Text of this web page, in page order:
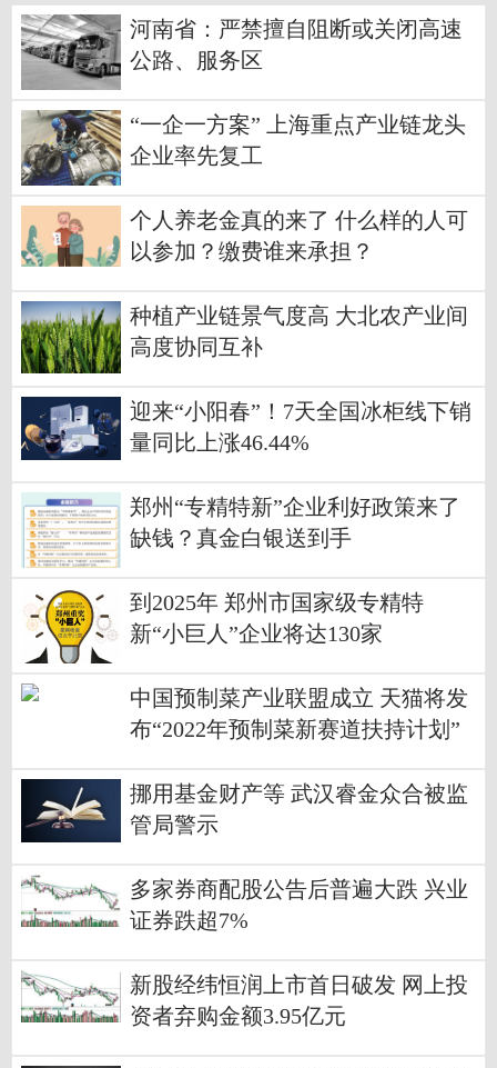
河南省：严禁擅自阻断或关闭高速
公路、服务区
“一企一方案” 上海重点产业链龙头
企业率先复工
个人养老金真的来了 什么样的人可
以参加？缴费谁来承担？
种植产业链景气度高 大北农产业间
高度协同互补
迎来“小阳春”！7天全国冰柜线下销
量同比上涨46.44%
郑州“专精特新”企业利好政策来了
缺钱？真金白银送到手
到2025年 郑州市国家级专精特
新“小巨人”企业将达130家
中国预制菜产业联盟成立 天猫将发
布“2022年预制菜新赛道扶持计划”
挪用基金财产等 武汉睿金众合被监
管局警示
多家券商配股公告后普遍大跌 兴业
证券跌超7%
新股经纬恒润上市首日破发 网上投
资者弃购金额3.95亿元